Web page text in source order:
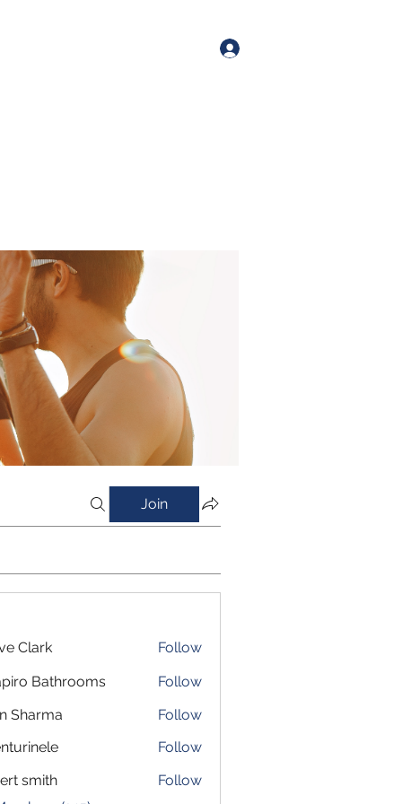
Join
Clark
Follow
Bathrooms
Follow
Sharma
Follow
Follow
smith
Follow